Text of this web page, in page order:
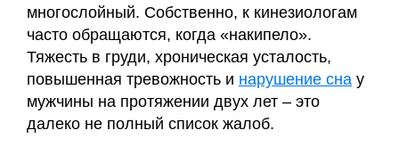
многослойный. Собственно, к кинезиологам
часто обращаются, когда «накипело».
Тяжесть в груди, хроническая усталость,
повышенная тревожность и нарушение сна у
мужчины на протяжении двух лет – это
далеко не полный список жалоб.